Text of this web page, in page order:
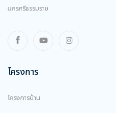
นครศรีธรรมราช
โครงการ
โครงการบ้าน